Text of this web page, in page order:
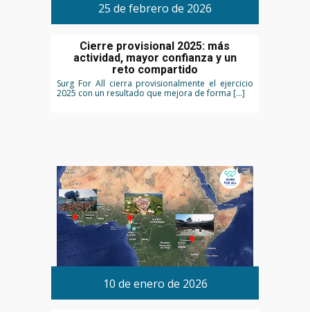
25 de febrero de 2026
Cierre provisional 2025: más
actividad, mayor confianza y un
reto compartido
Surg For All cierra provisionalmente el ejercicio
2025 con un resultado que mejora de forma […]
10 de enero de 2026